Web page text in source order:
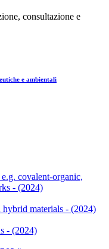
consultazione e
e ambientali
covalent-organic,
- (2024)
hybrid materials - (2024)
- (2024)